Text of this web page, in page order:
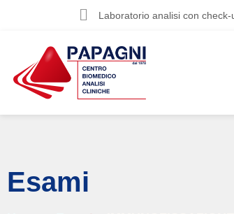
Laboratorio analisi con
Esami